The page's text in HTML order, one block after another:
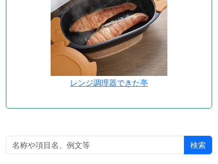
レンジ調理器できた亭
検索